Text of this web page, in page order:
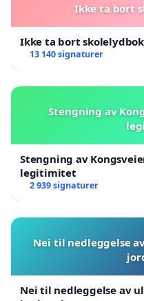
Ikke ta bort
Ikke ta bort
13 140 signaturer
Stengning av
Stengning av
legitimitet
2 939 signaturer
Nei til nedleggelse
Nei til nedleggelse av